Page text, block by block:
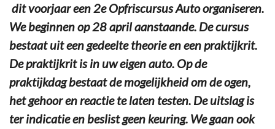
dit voorjaar een 2e Opfriscursus Auto organiseren.
We beginnen op 28 april aanstaande. De cursus
bestaat uit een gedeelte theorie en een praktijkrit.
De praktijkrit is in uw eigen auto. Op de
praktijkdag bestaat de mogelijkheid om de ogen,
het gehoor en reactie te laten testen. De uitslag is
ter indicatie en beslist geen keuring. We gaan ook